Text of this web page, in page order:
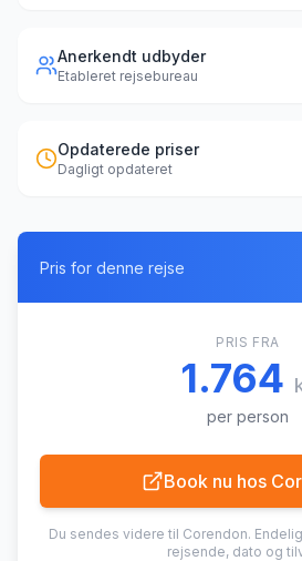
Anerkendt udbyder
Etableret rejsebureau
Opdaterede priser
Dagligt opdateret
Pris for denne rejse
PRIS FRA
1.764
per person
Book nu hos
Du sendes videre til Corendon.
rejsende, dato og